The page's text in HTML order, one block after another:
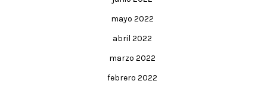
mayo 2022
abril 2022
marzo 2022
febrero 2022